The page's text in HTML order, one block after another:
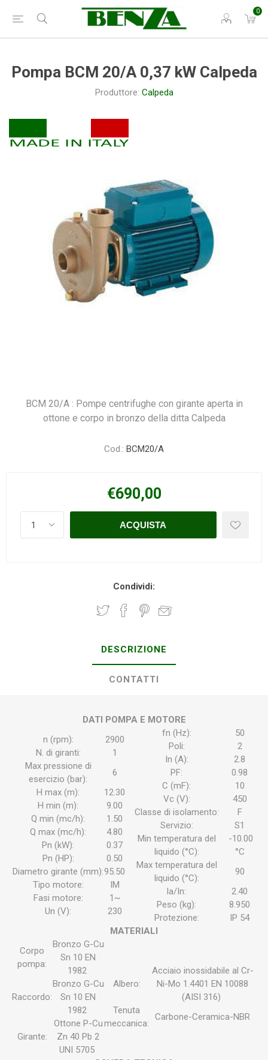
0
Pompa BCM 20/A 0,37 kW Calpeda
Produttore: Calpeda
BCM 20/A : Pompe centrifughe con girante aperta in
ottone e corpo in bronzo della ditta Calpeda
Cod.: BCM20/A
€690,00
Condividi:
DESCRIZIONE
CONTATTI
DATI POMPA E MOTORE
n (rpm):
2900
N. di giranti:
1
Max pressione di
esercizio (bar):
6
H max (m):
12.30
H min (m):
9.00
Q min (mc/h):
1.50
Q max (mc/h):
4.80
Pn (kW):
0.37
Pn (HP):
0.50
Diametro girante (mm):95.50
Tipo motore:
IM
Fasi motore:
1~
Un (V):
230
fn (Hz):
50
Poli:
2
In (A):
2.8
PF:
0.98
C (mF):
10
Vc (V):
450
Classe di isolamento:
F
Servizio:
S1
Min temperatura del
liquido (°C):
-10.00
°C
Max temperatura del
liquido (°C):
90
la/In:
2.40
Peso (kg):
8.950
Protezione:
IP 54
MATERIALI
Corpo
pompa:
Bronzo G-Cu
Sn 10 EN
1982
Raccordo:
Bronzo G-Cu
Sn 10 EN
1982
Girante:
Ottone P-Cu
Zn 40 Pb 2
UNI 5705
Albero:
Acciaio inossidabile al Cr-
Ni-Mo 1.4401 EN 10088
(AISI 316)
Tenuta
meccanica:
Carbone-Ceramica-NBR